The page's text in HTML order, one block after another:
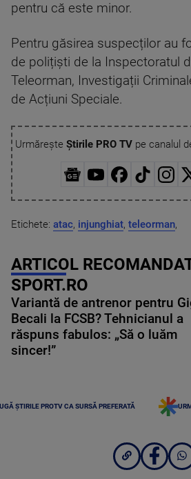
pentru că este minor.
Pentru găsirea suspecților au
de polițiști de la Inspectoratul
Teleorman, Investigații
de Acțiuni Speciale.
Urmărește Știrile PRO TVpe canalul
Etichete: atac, injunghiat, teleorman,
ARTICOL
SPORT.RO
Variantă de antrenor pentru
Becali la FCSB? Tehnicianul a
răspuns fabulos: „Să o luăm
sincer!”
ȘTIRILE PROTV CA SURSĂ PREFERATĂ